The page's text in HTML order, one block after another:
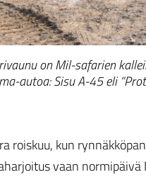
on Mil-safarien
autoa: Sisu A-45 eli
roiskuu, kun
vaan